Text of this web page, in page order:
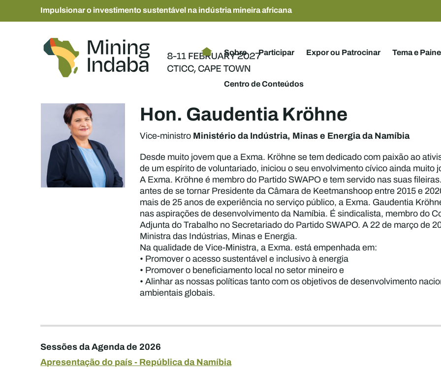
Impulsionar o investimento sustentável na indústria mineira africana
Sobre Participar Expor ou Patrocinar Tema e
Centro de Conteúdos
Hon. Gaudentia Kröhne
Vice-ministro Ministério da Indústria, Minas e Energia da Namíbia
Desde muito jovem que a Exma. Kröhne se tem dedicado com paixão ao
de um espírito de voluntariado, iniciou o seu envolvimento cívico ainda muito
A Exma. Kröhne é membro do Partido SWAPO e tem servido nas suas
antes de se tornar Presidente da Câmara de Keetmanshoop entre 2015 e
mais de 25 anos de experiência no serviço público, a Exma. Gaudentia
nas aspirações de desenvolvimento da Namíbia. É sindicalista, membro do
Adjunta do Trabalho no Secretariado do Partido SWAPO. A 22 de março de
Ministra das Indústrias, Minas e Energia.
Na qualidade de Vice-Ministra, a Exma. está empenhada em:
• Promover o acesso sustentável e inclusivo à energia
• Promover o beneficiamento local no setor mineiro e
• Alinhar as nossas políticas tanto com os objetivos de desenvolvimento
ambientais globais.
Sessões da Agenda de 2026
Apresentação do país - República da Namíbia